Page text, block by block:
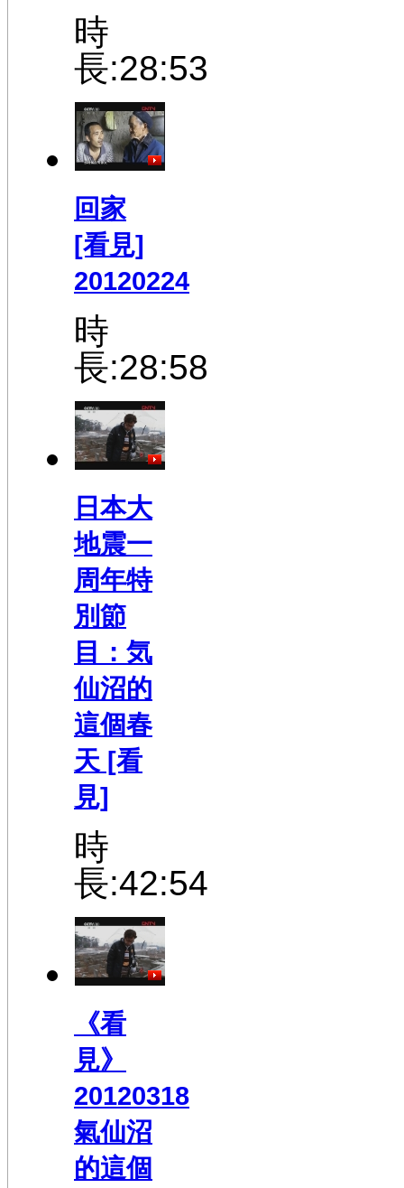
時
長:28:53
回家
[看見]
20120224
時
長:28:58
日本大
地震一
周年特
別節
目：気
仙沼的
這個春
天 [看
見]
時
長:42:54
《看
見》
20120318
氣仙沼
的這個